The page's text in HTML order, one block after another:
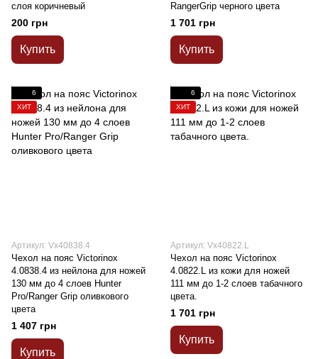
слоя коричневый
200 грн
Купить
RangerGrip черного цвета
1 701 грн
Купить
6
ХИТ
Артикул: Vx40838.4
Чехол на пояс Victorinox
4.0838.4 из нейлона для ножей
130 мм до 4 слоев Hunter
Pro/Ranger Grip оливкового
цвета
1 407 грн
Купить
6
ХИТ
Артикул: Vx40822.L
Чехол на пояс Victorinox
4.0822.L из кожи для ножей
111 мм до 1-2 слоев табачного
цвета.
1 701 грн
Купить